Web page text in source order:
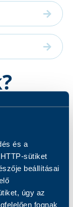
és a
sütiket
beállításai
úgy az
fognak
átfogó
levő víz
a zsigeri
is.